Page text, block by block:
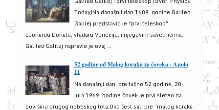
Today)Na današnji dan 1609. godine Galileo
Galilej predstavio je "prvi teleskop"
Leonardu Donatu, vladaru Venecije, i njegovim savetnicima.
Galileo Galilej napravio je ovaj ...
52 godine od Malog koraka za čoveka - Apolo
11
Na današnji dan, pre tačno 52 godine, 20.
jula 1969. godine čovek je prvi sleteo na
površinu drugog nebeskog tela.Oko šest sati pre “malog koraka